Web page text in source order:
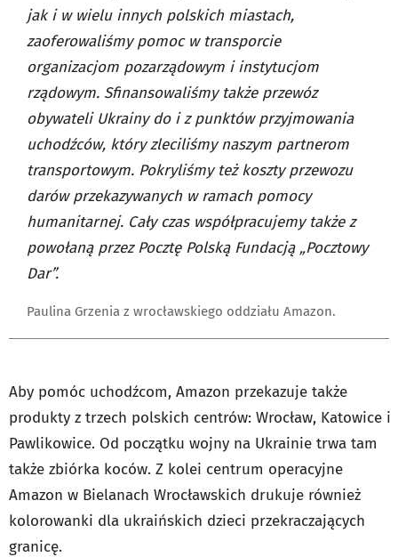
jak i w wielu innych polskich miastach,
zaoferowaliśmy pomoc w transporcie
organizacjom pozarządowym i instytucjom
rządowym. Sfinansowaliśmy także przewóz
obywateli Ukrainy do i z punktów przyjmowania
uchodźców, który zleciliśmy naszym partnerom
transportowym. Pokryliśmy też koszty przewozu
darów przekazywanych w ramach pomocy
humanitarnej. Cały czas współpracujemy także z
powołaną przez Pocztę Polską Fundacją „Pocztowy
Dar”.
Paulina Grzenia z wrocławskiego oddziału Amazon.
Aby pomóc uchodźcom, Amazon przekazuje także
produkty z trzech polskich centrów: Wrocław, Katowice i
Pawlikowice. Od początku wojny na Ukrainie trwa tam
także zbiórka koców. Z kolei centrum operacyjne
Amazon w Bielanach Wrocławskich drukuje również
kolorowanki dla ukraińskich dzieci przekraczających
granicę.